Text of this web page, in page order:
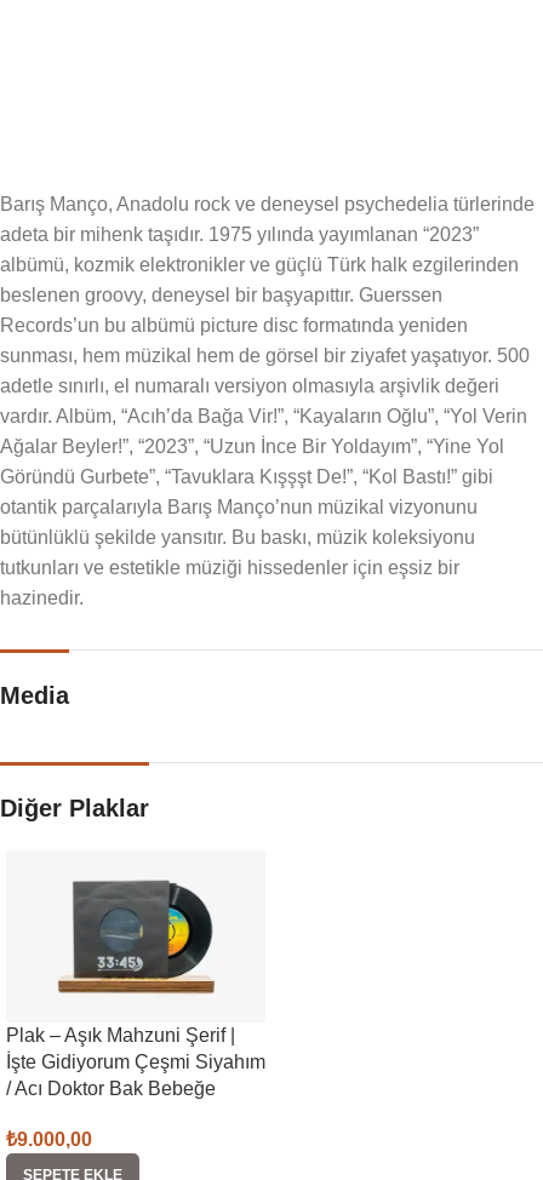
Barış Manço, Anadolu rock ve deneysel psychedelia türlerinde
adeta bir mihenk taşıdır. 1975 yılında yayımlanan “2023”
albümü, kozmik elektronikler ve güçlü Türk halk ezgilerinden
beslenen groovy, deneysel bir başyapıttır. Guerssen
Records’un bu albümü picture disc formatında yeniden
sunması, hem müzikal hem de görsel bir ziyafet yaşatıyor. 500
adetle sınırlı, el numaralı versiyon olmasıyla arşivlik değeri
vardır. Albüm, “Acıh’da Bağa Vir!”, “Kayaların Oğlu”, “Yol Verin
Ağalar Beyler!”, “2023”, “Uzun İnce Bir Yoldayım”, “Yine Yol
Göründü Gurbete”, “Tavuklara Kışşşt De!”, “Kol Bastı!” gibi
otantik parçalarıyla Barış Manço’nun müzikal vizyonunu
bütünlüklü şekilde yansıtır. Bu baskı, müzik koleksiyonu
tutkunları ve estetikle müziği hissedenler için eşsiz bir
hazinedir.
Media
Diğer Plaklar
Plak – Aşık Mahzuni Şerif |
İşte Gidiyorum Çeşmi Siyahım
/ Acı Doktor Bak Bebeğe
₺9.000,00
SEPETE EKLE